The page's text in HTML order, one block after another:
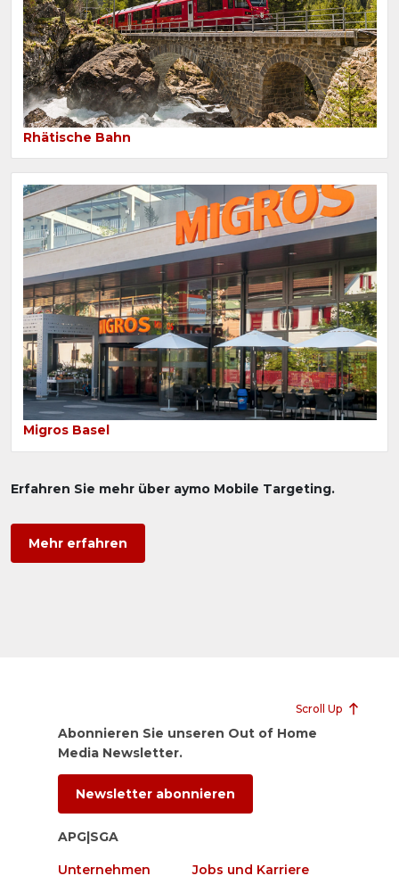
Rhätische Bahn
Migros Basel
Erfahren Sie mehr über aymo Mobile Targeting.
Mehr erfahren
Scroll Up
Abonnieren Sie unseren Out of Home
Media Newsletter.
Newsletter abonnieren
APG|SGA
Unternehmen Jobs und Karriere